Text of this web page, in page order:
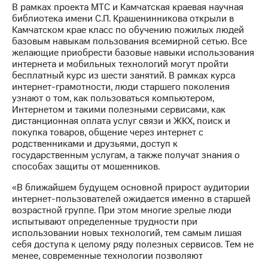
МТС
о технологиях
Достижения
Интервью
Финансовая
отчетность
Контакты
Новости
в
регионе
и акционерам
Корпоративное
управление
Корпоративный
В рамках проекта МТС и Камчатская краевая научная
библиотека имени С.П. Крашенинникова открыли в
Камчатском крае класс по обучению пожилых людей
базовым навыкам пользования всемирной сетью. Все
желающие приобрести базовые навыки использования
интернета и мобильных технологий могут пройти
бесплатный курс из шести занятий. В рамках курса
интернет-грамотности, люди старшего поколения
узнают о том, как пользоваться компьютером,
Интернетом и такими полезными сервисами, как
дистанционная оплата услуг связи и ЖКХ, поиск и
покупка товаров, общение через интернет с
родственниками и друзьями, доступ к
государственным услугам, а также получат знания о
способах защиты от мошенников.
«В ближайшем будущем основной прирост аудитории
интернет-пользователей ожидается именно в старшей
возрастной группе. При этом многие зрелые люди
испытывают определенные трудности при
использовании новых технологий, тем самым лишая
себя доступа к целому ряду полезных сервисов. Тем не
менее, современные технологии позволяют